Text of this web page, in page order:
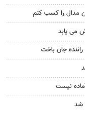
مدال را کسب کنم
راننده جان باخت
نیست
شد